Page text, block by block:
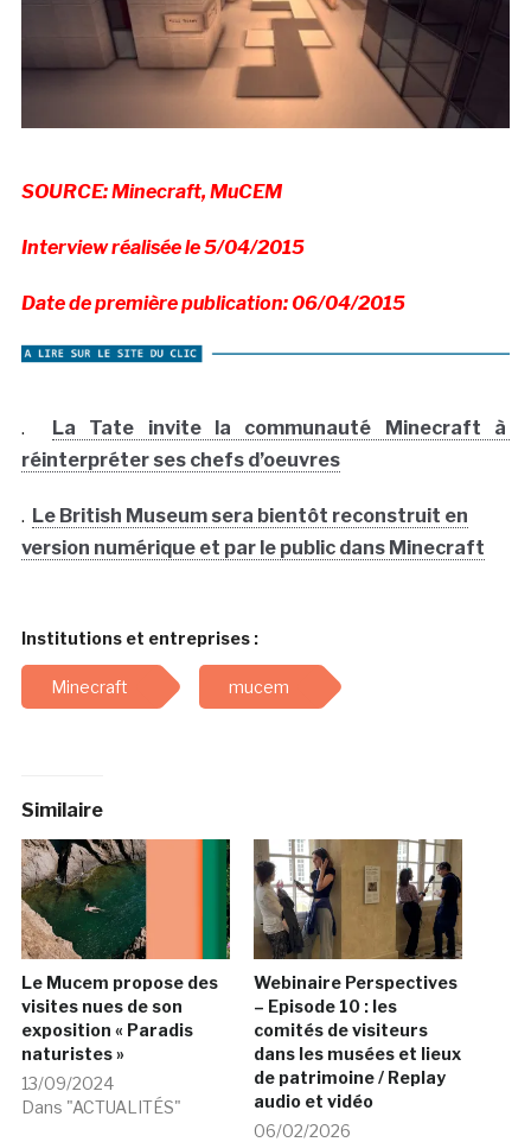
SOURCE: Minecraft, MuCEM
Interview réalisée le 5/04/2015
Date de première publication: 06/04/2015
.
La Tate invite la communauté Minecraft à
réinterpréter ses chefs d’oeuvres
. Le British Museum sera bientôt reconstruit en
version numérique et par le public dans Minecraft
Institutions et entreprises :
Minecraft mucem
Similaire
Le Mucem propose des
visites nues de son
exposition « Paradis
naturistes »
13/09/2024
Dans "ACTUALITÉS"
Webinaire Perspectives
– Episode 10 : les
comités de visiteurs
dans les musées et lieux
de patrimoine / Replay
audio et vidéo
06/02/2026